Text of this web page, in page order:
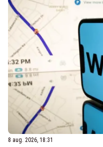
8 aug. 2026, 18:31